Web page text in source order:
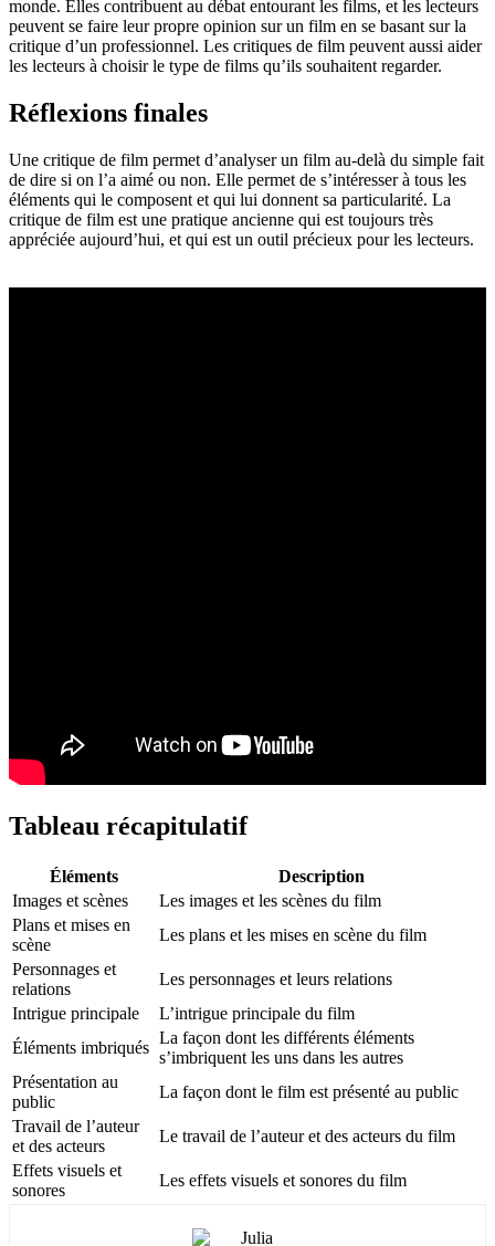
monde. Elles contribuent au débat entourant les films, et les lecteurs
peuvent se faire leur propre opinion sur un film en se basant sur la
critique d’un professionnel. Les critiques de film peuvent aussi aider
les lecteurs à choisir le type de films qu’ils souhaitent regarder.
Réflexions finales
Une critique de film permet d’analyser un film au-delà du simple fait
de dire si on l’a aimé ou non. Elle permet de s’intéresser à tous les
éléments qui le composent et qui lui donnent sa particularité. La
critique de film est une pratique ancienne qui est toujours très
appréciée aujourd’hui, et qui est un outil précieux pour les lecteurs.
Tableau récapitulatif
Éléments
Description
Images et scènes
Les images et les scènes du film
Plans et mises en
scène
Les plans et les mises en scène du film
Personnages et
relations
Les personnages et leurs relations
Intrigue principale
L’intrigue principale du film
Éléments imbriqués
La façon dont les différents éléments
s’imbriquent les uns dans les autres
Présentation au
public
La façon dont le film est présenté au public
Travail de l’auteur
et des acteurs
Le travail de l’auteur et des acteurs du film
Effets visuels et
sonores
Les effets visuels et sonores du film